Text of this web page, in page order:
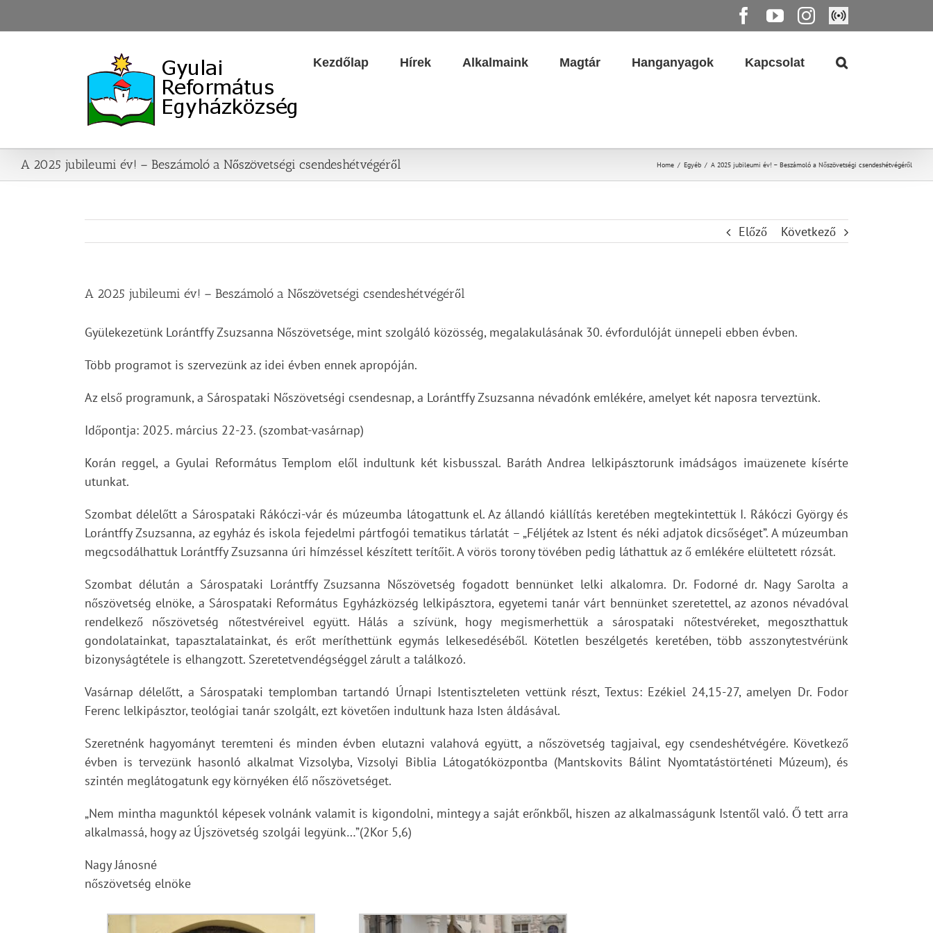
to
Facebook
YouTube
Instagram
Élő
közvetítés
Kezdőlap Hírek Alkalmaink Magtár Hanganyagok Kapcsolat
A 2025 jubileumi év! – Beszámoló a Nőszövetségi csendeshétvégéről Home / Egyéb / A 2025 jubileumi év! – Beszámoló a Nőszövetségi csendeshétvégéről
Előző Következő
A 2025 jubileumi év! – Beszámoló a Nőszövetségi csendeshétvégéről
Gyülekezetünk Lorántffy Zsuzsanna Nőszövetsége, mint szolgáló közösség, megalakulásának 30. évfordulóját ünnepeli ebben évben.
Több programot is szervezünk az idei évben ennek apropóján.
Az első programunk, a Sárospataki Nőszövetségi csendesnap, a Lorántffy Zsuzsanna névadónk emlékére, amelyet két naposra terveztünk.
Időpontja: 2025. március 22-23. (szombat-vasárnap)
Korán reggel, a Gyulai Református Templom elől indultunk két kisbusszal. Baráth Andrea lelkipásztorunk imádságos imaüzenete kísérte
utunkat.
Szombat délelőtt a Sárospataki Rákóczi-vár és múzeumba látogattunk el. Az állandó kiállítás keretében megtekintettük I. Rákóczi György és
Lorántffy Zsuzsanna, az egyház és iskola fejedelmi pártfogói tematikus tárlatát – „Féljétek az Istent és néki adjatok dicsőséget”. A múzeumban
megcsodálhattuk Lorántffy Zsuzsanna úri hímzéssel készített terítőit. A vörös torony tövében pedig láthattuk az ő emlékére elültetett rózsát.
Szombat délután a Sárospataki Lorántffy Zsuzsanna Nőszövetség fogadott bennünket lelki alkalomra. Dr. Fodorné dr. Nagy Sarolta a
nőszövetség elnöke, a Sárospataki Református Egyházközség lelkipásztora, egyetemi tanár várt bennünket szeretettel, az azonos névadóval
rendelkező nőszövetség nőtestvéreivel együtt. Hálás a szívünk, hogy megismerhettük a sárospataki nőtestvéreket, megoszthattuk
gondolatainkat, tapasztalatainkat, és erőt meríthettünk egymás lelkesedéséből. Kötetlen beszélgetés keretében, több asszonytestvérünk
bizonyságtétele is elhangzott. Szeretetvendégséggel zárult a találkozó.
Vasárnap délelőtt, a Sárospataki templomban tartandó Úrnapi Istentiszteleten vettünk részt, Textus: Ezékiel 24,15-27, amelyen Dr. Fodor
Ferenc lelkipásztor, teológiai tanár szolgált, ezt követően indultunk haza Isten áldásával.
Szeretnénk hagyományt teremteni és minden évben elutazni valahová együtt, a nőszövetség tagjaival, egy csendeshétvégére. Következő
évben is tervezünk hasonló alkalmat Vizsolyba, Vizsolyi Biblia Látogatóközpontba (Mantskovits Bálint Nyomtatástörténeti Múzeum), és
szintén meglátogatunk egy környéken élő nőszövetséget.
„Nem mintha magunktól képesek volnánk valamit is kigondolni, mintegy a saját erőnkből, hiszen az alkalmasságunk Istentől való. Ő tett arra
alkalmassá, hogy az Újszövetség szolgái legyünk…”(2Kor 5,6)
Nagy Jánosné
nőszövetség elnöke